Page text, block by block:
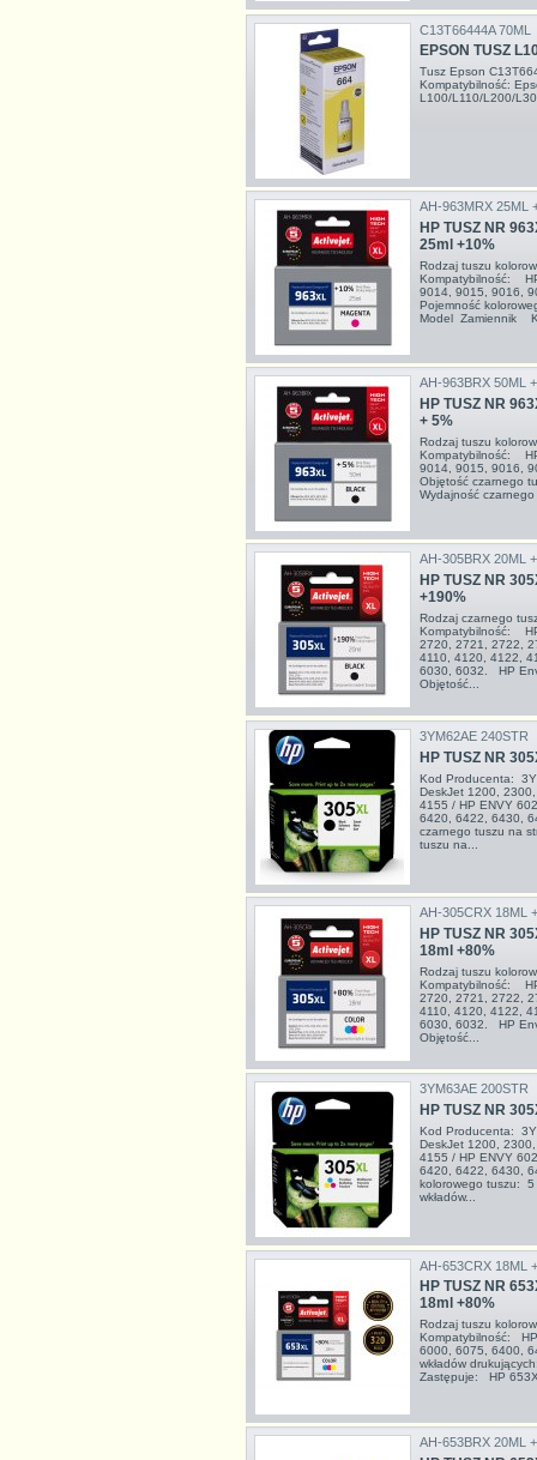
C13T66444A 70ML
EPSON TUSZ
Tusz Epson
Kompatybilność:
L100/L110/L200/
AH-963MRX 25ML
HP TUSZ NR
25ml +10%
Rodzaj tuszu
Kompatybilność:
9014, 9015, 9016,
Pojemność
Model Zamiennik
AH-963BRX 50ML
HP TUSZ NR
+ 5%
Rodzaj tuszu
Kompatybilność:
9014, 9015, 9016,
Objętość czarnego
Wydajność
AH-305BRX 20ML
HP TUSZ NR
+190%
Rodzaj czarnego
Kompatybilność:
2720, 2721, 2722,
4110, 4120, 4122,
6030, 6032. HP
Objętość...
3YM62AE 240STR
HP TUSZ NR
Kod Producenta:
DeskJet 1200,
4155 / HP ENVY
6420, 6422, 6430,
czarnego tuszu na
tuszu na...
AH-305CRX 18ML
HP TUSZ NR
18ml +80%
Rodzaj tuszu
Kompatybilność:
2720, 2721, 2722,
4110, 4120, 4122,
6030, 6032. HP
Objętość...
3YM63AE 200STR
HP TUSZ NR
Kod Producenta:
DeskJet 1200,
4155 / HP ENVY
6420, 6422, 6430,
kolorowego tuszu:
wkładów...
AH-653CRX 18ML
HP TUSZ NR
18ml +80%
Rodzaj tuszu
Kompatybilność:
6000, 6075, 6400,
wkładów
Zastępuje: HP
AH-653BRX 20ML